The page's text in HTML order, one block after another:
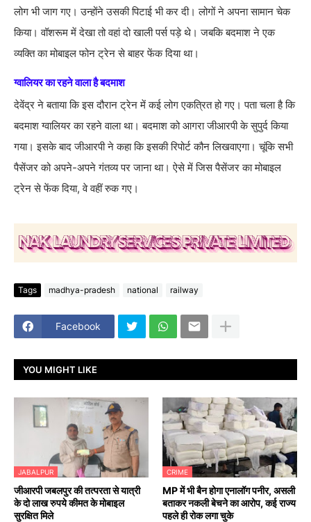
लोग भी जाग गए। उन्होंने उसकी पिटाई भी कर दी। लोगों ने अपना सामान चेक
किया। वॉशरूम में देखा तो वहां दो खाली पर्स पड़े थे। जबकि बदमाश ने एक
व्यक्ति का मोबाइल फोन ट्रेन से बाहर फेंक दिया था।
ग्वालियर का रहने वाला है बदमाश
देवेंद्र ने बताया कि इस दौरान ट्रेन में कई लोग एकत्रित हो गए। पता चला है कि
बदमाश ग्वालियर का रहने वाला था। बदमाश को आगरा जीआरपी के सुपुर्द किया
गया। इसके बाद जीआरपी ने कहा कि इसकी रिपोर्ट कौन लिखवाएगा। चूंकि सभी
पैसेंजर को अपने-अपने गंतव्य पर जाना था। ऐसे में जिस पैसेंजर का मोबाइल
ट्रेन से फेंक दिया, वे वहीं रुक गए।
Tags madhya-pradesh national railway
Facebook
YOU MIGHT LIKE
JABALPUR
जीआरपी जबलपुर की तत्परता से यात्री
के दो लाख रुपये कीमत के मोबाइल
सुरक्षित मिले
CRIME
MP में भी बैन होगा एनालॉग पनीर, असली
बताकर नकली बेचने का आरोप, कई राज्य
पहले ही रोक लगा चुके